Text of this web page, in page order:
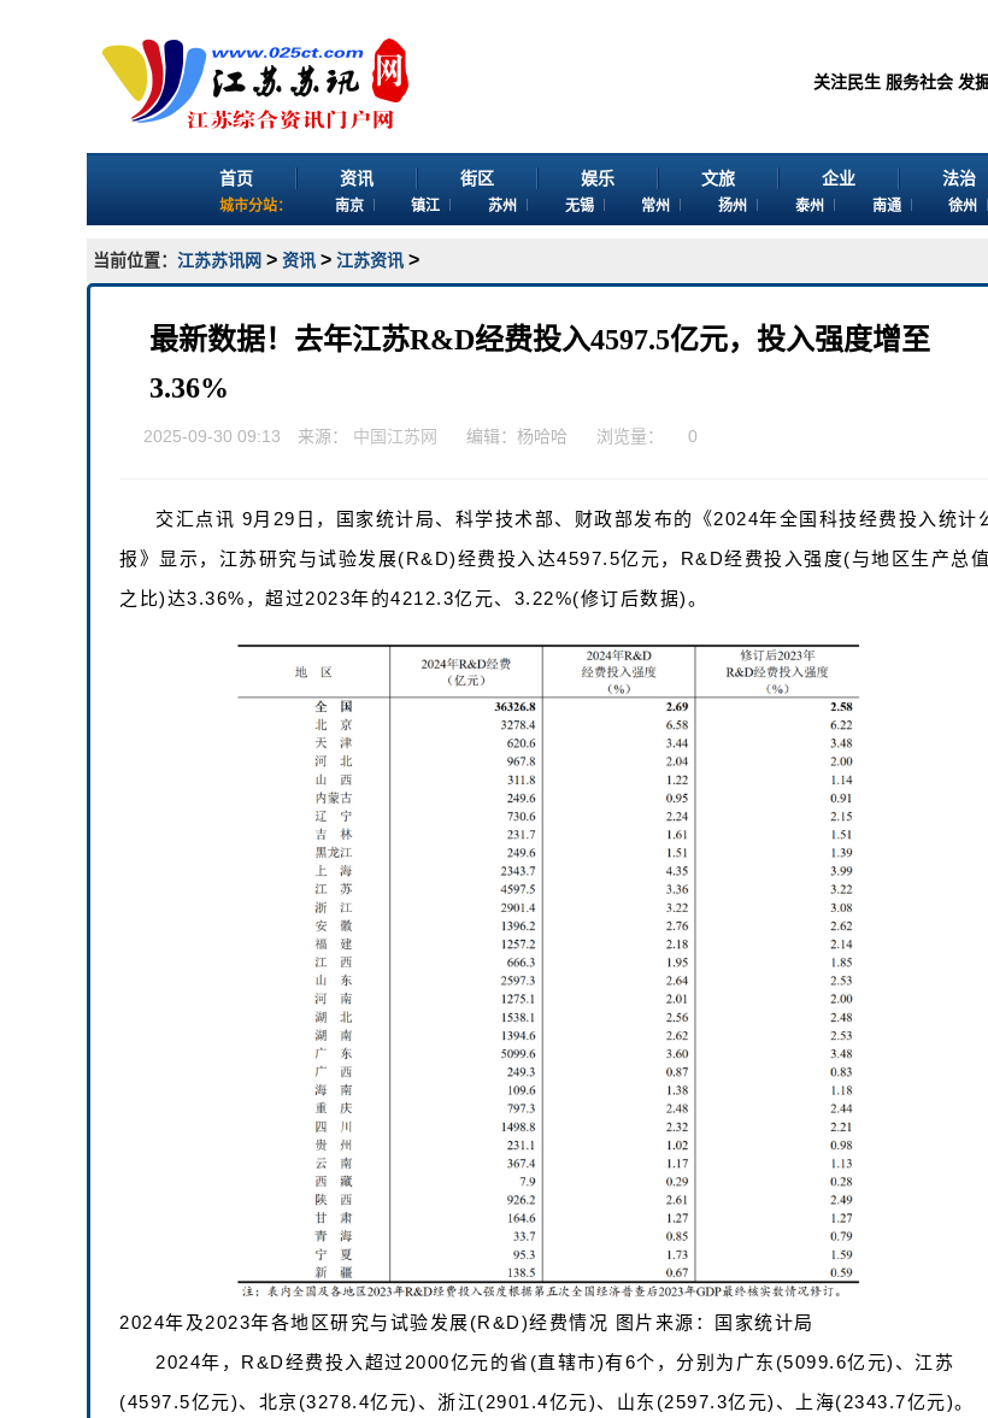
关注民生 服务社会 发
首页 资讯 街区 娱乐 文旅 企业 法治
城市分站： 南京 镇江 苏州 无锡 常州 扬州 泰州 南通 徐州
当前位置： 江苏苏讯网 > 资讯 > 江苏资讯 >
最新数据！去年江苏R&D经费投入4597.5亿元，投入强度增至
3.36%
2025-09-30 09:13 来源： 中国江苏网 编辑：杨哈哈 浏览量： 0
交汇点讯 9月29日，国家统计局、科学技术部、财政部发布的《2024年全国科技经费投入统计
报》显示，江苏研究与试验发展(R&D)经费投入达4597.5亿元，R&D经费投入强度(与地区生产总值
之比)达3.36%，超过2023年的4212.3亿元、3.22%(修订后数据)。
2024年及2023年各地区研究与试验发展(R&D)经费情况 图片来源：国家统计局
2024年，R&D经费投入超过2000亿元的省(直辖市)有6个，分别为广东(5099.6亿元)、江苏
(4597.5亿元)、北京(3278.4亿元)、浙江(2901.4亿元)、山东(2597.3亿元)、上海(2343.7亿元)。